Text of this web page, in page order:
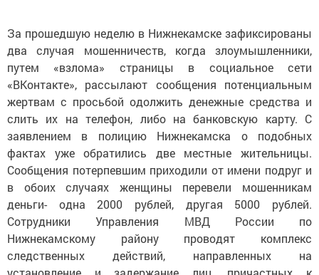
За прошедшую неделю в Нижнекамске зафиксированы
два случая мошенничеств, когда злоумышленники,
путем «взлома» страницы в социальное сети
«ВКонтакте», рассылают сообщения потенциальным
жертвам с просьбой одолжить денежные средства и
слить их на телефон, либо на банковскую карту. С
заявлением в полицию Нижнекамска о подобных
фактах уже обратились две местные жительницы.
Сообщения потерпевшим приходили от имени подруг и
в обоих случаях женщины перевели мошенникам
деньги- одна 2000 рублей, другая 5000 рублей.
Сотрудники Управления МВД России по
Нижнекамскому району проводят комплекс
следственных действий, направленных на